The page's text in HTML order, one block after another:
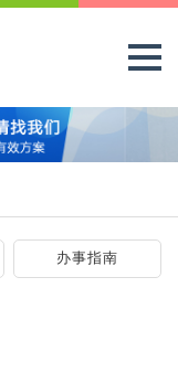
办事指南